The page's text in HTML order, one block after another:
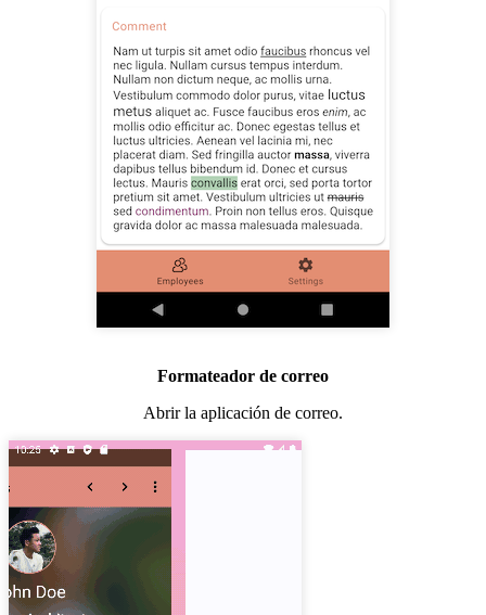
Formateador de correo
Abrir la aplicación de correo.